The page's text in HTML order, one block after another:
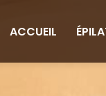
ACCUEIL